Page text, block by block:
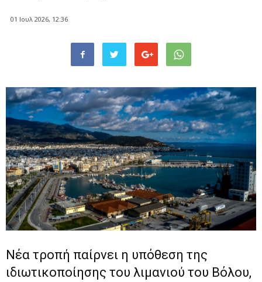
01 Ιουλ 2026, 12:36
Νέα τροπή παίρνει η υπόθεση της
ιδιωτικοποίησης του λιμανιού του Βόλου,